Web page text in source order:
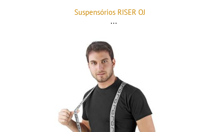
Suspensórios RISER OJ